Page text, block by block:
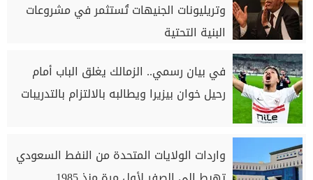
وتريليونات الجنيهات تُستثمر في مشروعات
البنية التحتية
في بيان رسمي.. الزمالك يغلق الباب أمام
رحيل خوان بيزيرا ويطالبه بالالتزام بالتدريبات
واردات الولايات المتحدة من النفط السعودي